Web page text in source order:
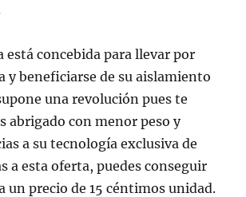
está concebida para llevar por
y beneficiarse de su aislamiento
una revolución pues te
abrigado con menor peso y
a su tecnología exclusiva de
a esta oferta, puedes conseguir
un precio de 15 céntimos unidad.